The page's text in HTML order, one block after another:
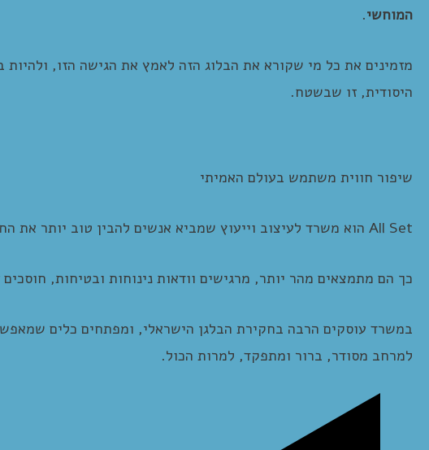
המוחשי.
מזמינים את כל מי שקורא את הבלוג הזה לאמץ את הגישה הזו,
היסודית, זו שבשטח.
שיפור חווית משתמש בעולם האמיתי
All Set הוא משרד לעיצוב וייעוץ שמביא אנשים להבין טוב יותר את החללים שהם נמצאים בהם.
כך הם מתמצאים מהר יותר, מרגישים וודאות נינוחות ובטיחות,
במשרד עוסקים הרבה בחקירת הבלגן הישראלי, ומפתחים כלים
למרחב מסודר, ברור ומתפקד, למרות הכול.